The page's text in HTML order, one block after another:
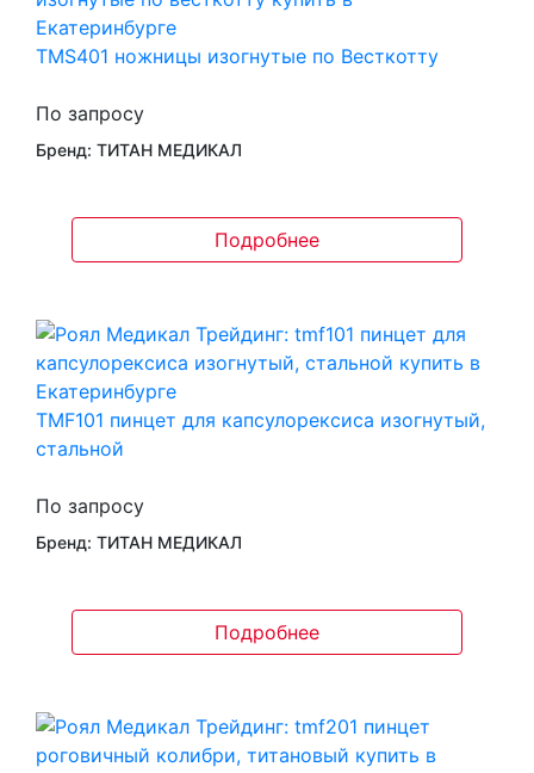
TMS401 ножницы изогнутые по Весткотту
По запросу
Бренд: ТИТАН МЕДИКАЛ
Подробнее
TMF101 пинцет для капсулорексиса изогнутый,
стальной
По запросу
Бренд: ТИТАН МЕДИКАЛ
Подробнее